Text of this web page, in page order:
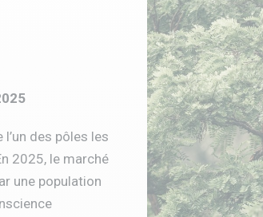
des pôles les
2025, le marché
une population